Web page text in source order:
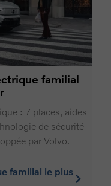
familial
: 7 places, aides
de sécurité
par Volvo.
familial le plus